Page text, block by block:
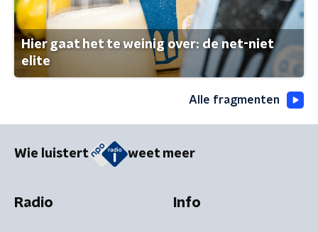
Hier gaat het te weinig over: de net-niet
elite
Alle fragmenten
Wie luistert weet meer
Radio Info